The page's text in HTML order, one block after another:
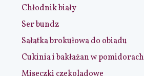
Chłodnik biały
Ser bundz
Sałatka brokułowa do obiadu
Cukinia i bakłażan w pomidorach